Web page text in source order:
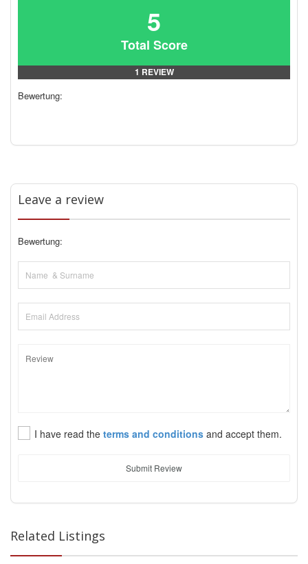
5
Total Score
1 REVIEW
Bewertung:
Leave a review
Bewertung:
I have read the terms and conditions and accept them.
Submit Review
Related Listings